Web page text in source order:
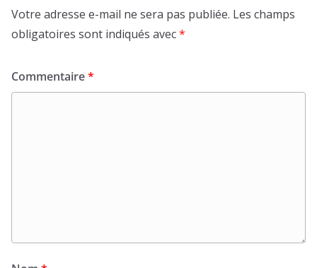
Votre adresse e-mail ne sera pas publiée. Les champs
obligatoires sont indiqués avec*
Commentaire*